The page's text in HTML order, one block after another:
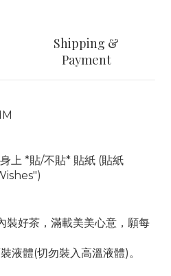
Shipping &
Payment
上 *貼/不貼* 貼紙 (貼紙
裝好茶，滿載美美心意，願每
液體(切勿裝入高溫液體)。